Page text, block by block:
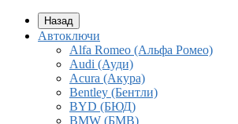
Назад
Автоключи
Alfa Romeo (Альфа Ромео)
Audi (Ауди)
Acura (Акура)
Bentley (Бентли)
BYD (БЮД)
BMW (БМВ)